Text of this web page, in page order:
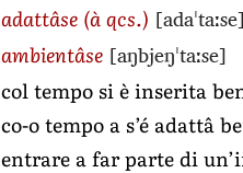
adattâse (à qcs.) [adaˈtaːse]
ambientâse [aŋbjeŋˈtaːse]
col tempo si è inserita
co-o tempo a s’é adattâ
entrare a far parte di